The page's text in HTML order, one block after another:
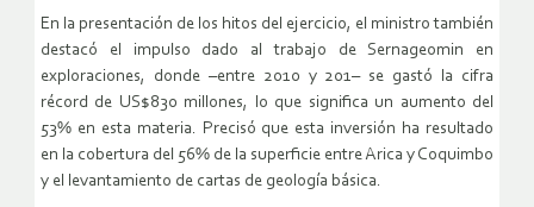
En la presentación de los hitos del ejercicio, el ministro también
destacó el impulso dado al trabajo de Sernageomin en
exploraciones, donde –entre 2010 y 201– se gastó la cifra
récord de US$830 millones, lo que significa un aumento del
53% en esta materia. Precisó que esta inversión ha resultado
en la cobertura del 56% de la superficie entre Arica y Coquimbo
y el levantamiento de cartas de geología básica.